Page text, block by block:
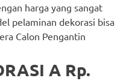
harga yang sangat
pelaminan dekorasi bisa
Calon Pengantin
A Rp.